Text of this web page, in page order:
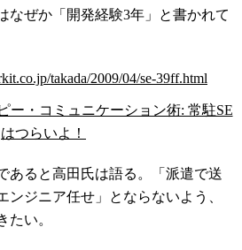
なぜか「開発経験3年」と書かれて
ー・コミュニケーション術: 常駐SE
はつらいよ！
ると高田氏は語る。「派遣で送
ンジニア任せ」とならないよう、
たい。